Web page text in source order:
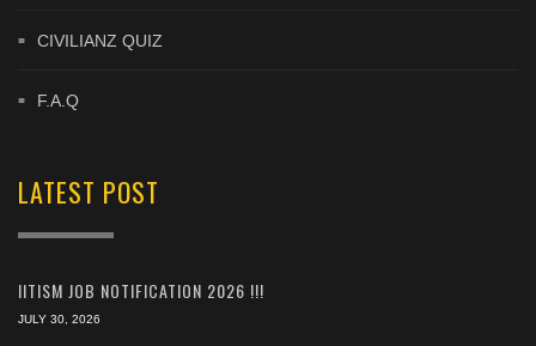
CIVILIANZ QUIZ
F.A.Q
LATEST POST
IITISM JOB NOTIFICATION 2026 !!!
JULY 30, 2026